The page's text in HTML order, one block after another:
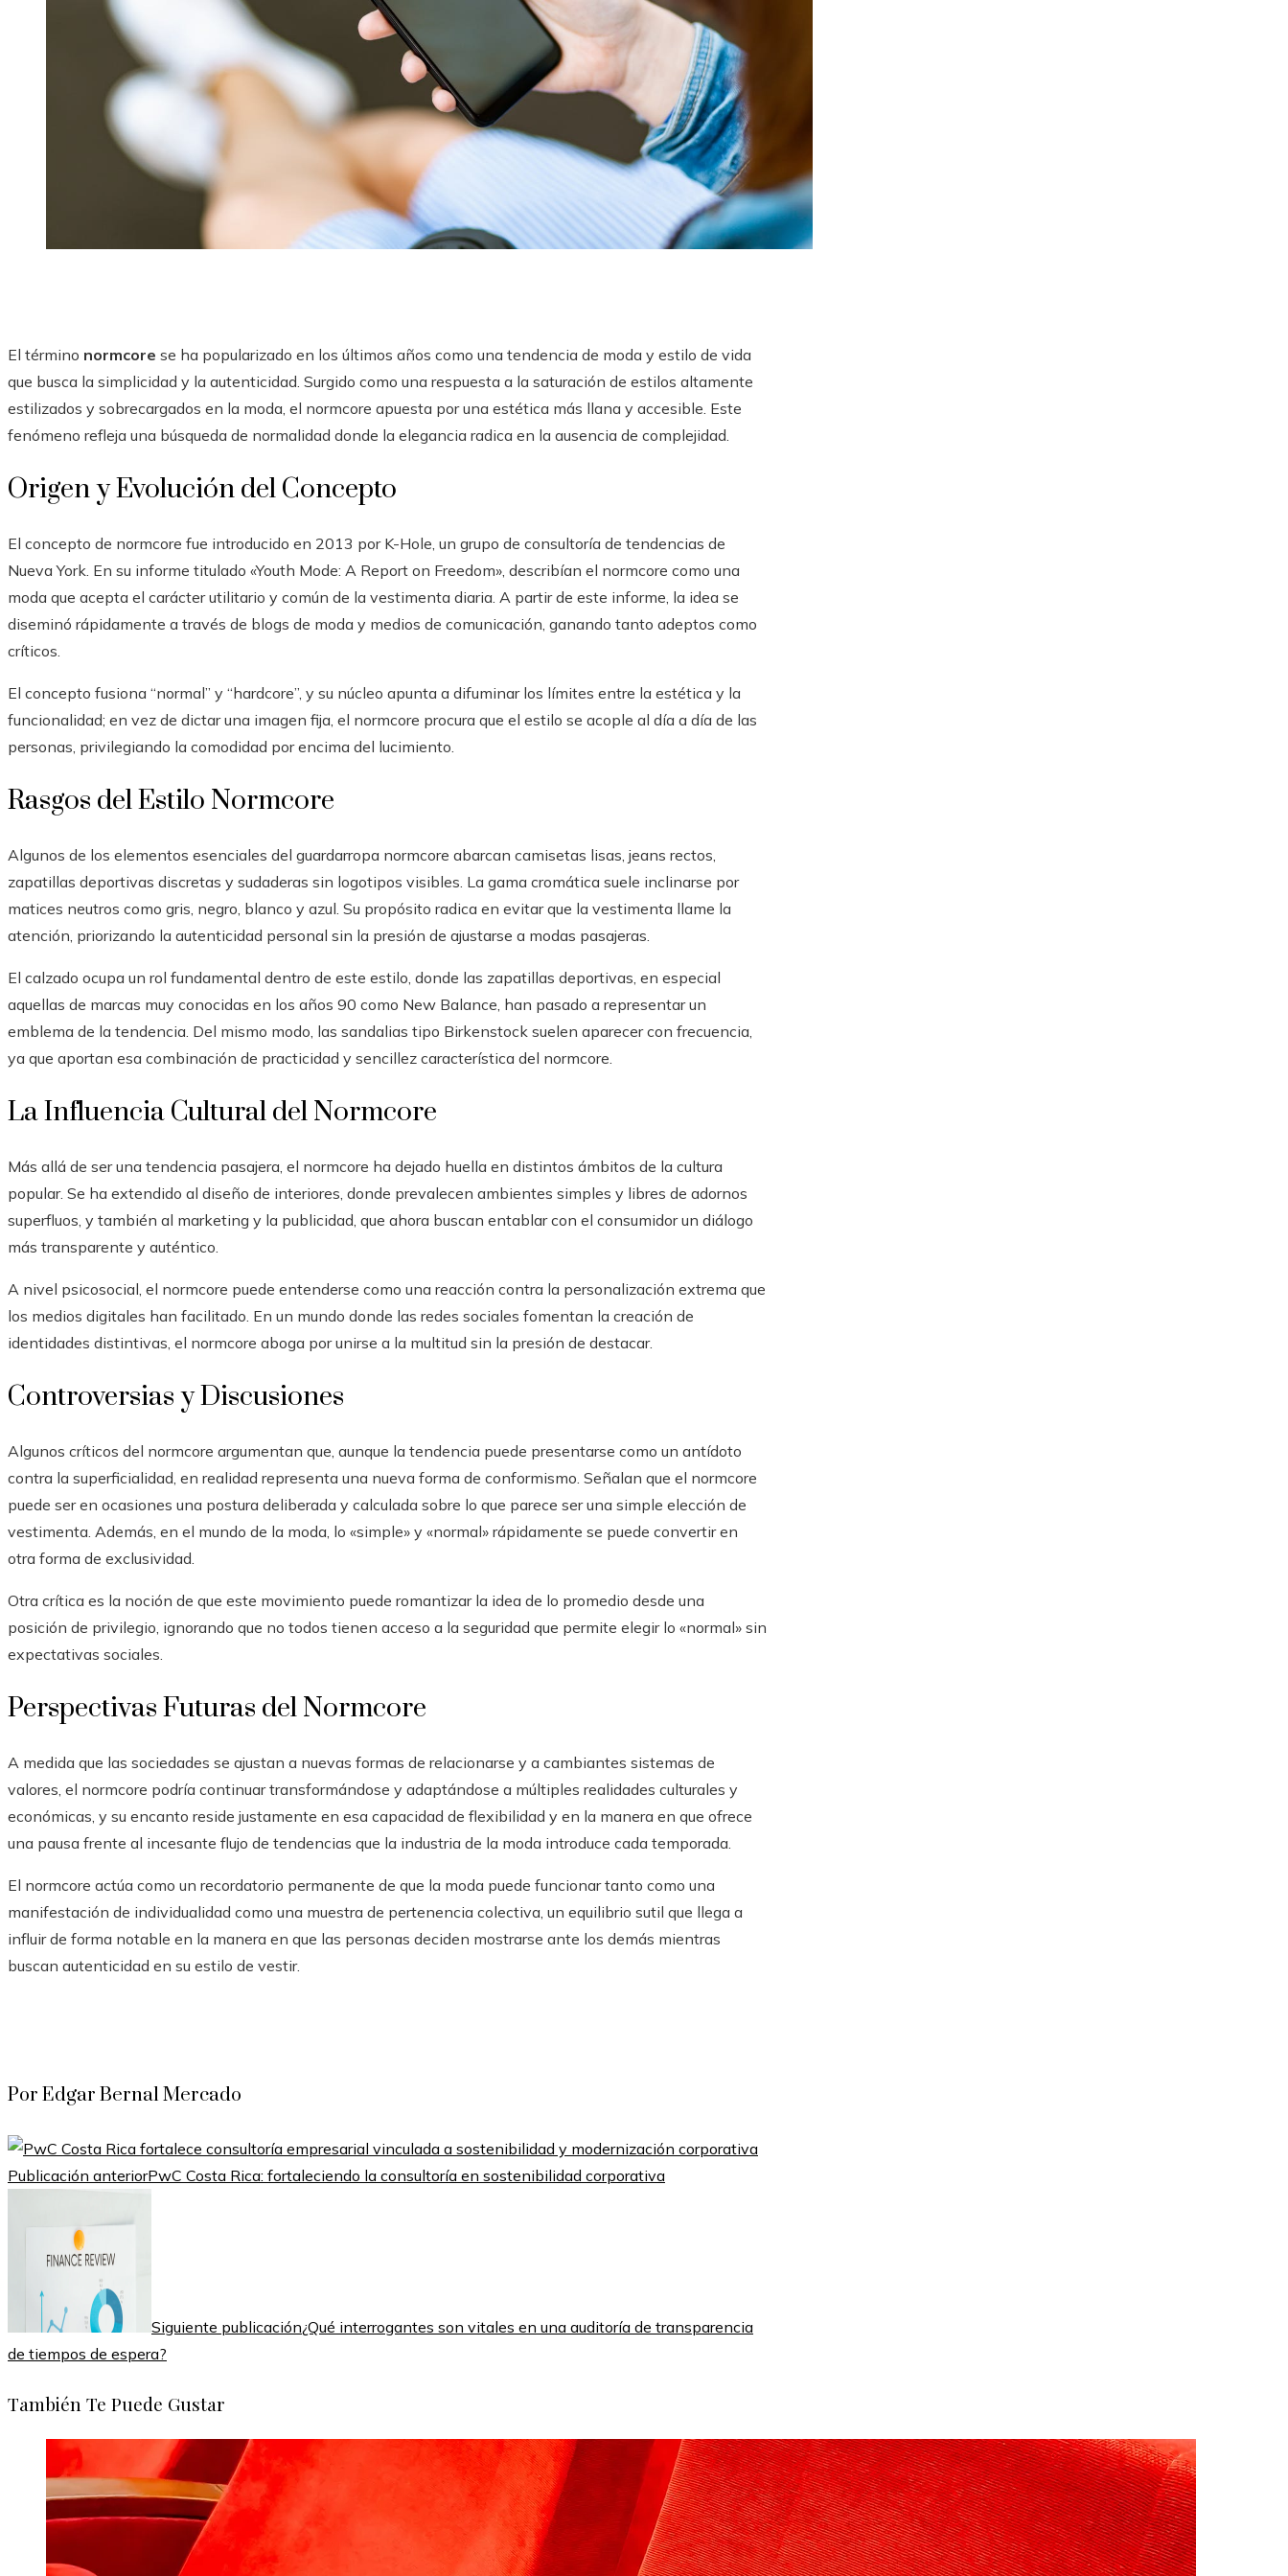
El término normcore se ha popularizado en los últimos años como una tendencia de moda y estilo de vida
que busca la simplicidad y la autenticidad. Surgido como una respuesta a la saturación de estilos altamente
estilizados y sobrecargados en la moda, el normcore apuesta por una estética más llana y accesible. Este
fenómeno refleja una búsqueda de normalidad donde la elegancia radica en la ausencia de complejidad.
Origen y Evolución del Concepto
El concepto de normcore fue introducido en 2013 por K-Hole, un grupo de consultoría de tendencias de
Nueva York. En su informe titulado «Youth Mode: A Report on Freedom», describían el normcore como una
moda que acepta el carácter utilitario y común de la vestimenta diaria. A partir de este informe, la idea se
diseminó rápidamente a través de blogs de moda y medios de comunicación, ganando tanto adeptos como
críticos.
El concepto fusiona “normal” y “hardcore”, y su núcleo apunta a difuminar los límites entre la estética y la
funcionalidad; en vez de dictar una imagen fija, el normcore procura que el estilo se acople al día a día de las
personas, privilegiando la comodidad por encima del lucimiento.
Rasgos del Estilo Normcore
Algunos de los elementos esenciales del guardarropa normcore abarcan camisetas lisas, jeans rectos,
zapatillas deportivas discretas y sudaderas sin logotipos visibles. La gama cromática suele inclinarse por
matices neutros como gris, negro, blanco y azul. Su propósito radica en evitar que la vestimenta llame la
atención, priorizando la autenticidad personal sin la presión de ajustarse a modas pasajeras.
El calzado ocupa un rol fundamental dentro de este estilo, donde las zapatillas deportivas, en especial
aquellas de marcas muy conocidas en los años 90 como New Balance, han pasado a representar un
emblema de la tendencia. Del mismo modo, las sandalias tipo Birkenstock suelen aparecer con frecuencia,
ya que aportan esa combinación de practicidad y sencillez característica del normcore.
La Influencia Cultural del Normcore
Más allá de ser una tendencia pasajera, el normcore ha dejado huella en distintos ámbitos de la cultura
popular. Se ha extendido al diseño de interiores, donde prevalecen ambientes simples y libres de adornos
superfluos, y también al marketing y la publicidad, que ahora buscan entablar con el consumidor un diálogo
más transparente y auténtico.
A nivel psicosocial, el normcore puede entenderse como una reacción contra la personalización extrema que
los medios digitales han facilitado. En un mundo donde las redes sociales fomentan la creación de
identidades distintivas, el normcore aboga por unirse a la multitud sin la presión de destacar.
Controversias y Discusiones
Algunos críticos del normcore argumentan que, aunque la tendencia puede presentarse como un antídoto
contra la superficialidad, en realidad representa una nueva forma de conformismo. Señalan que el normcore
puede ser en ocasiones una postura deliberada y calculada sobre lo que parece ser una simple elección de
vestimenta. Además, en el mundo de la moda, lo «simple» y «normal» rápidamente se puede convertir en
otra forma de exclusividad.
Otra crítica es la noción de que este movimiento puede romantizar la idea de lo promedio desde una
posición de privilegio, ignorando que no todos tienen acceso a la seguridad que permite elegir lo «normal» sin
expectativas sociales.
Perspectivas Futuras del Normcore
A medida que las sociedades se ajustan a nuevas formas de relacionarse y a cambiantes sistemas de
valores, el normcore podría continuar transformándose y adaptándose a múltiples realidades culturales y
económicas, y su encanto reside justamente en esa capacidad de flexibilidad y en la manera en que ofrece
una pausa frente al incesante flujo de tendencias que la industria de la moda introduce cada temporada.
El normcore actúa como un recordatorio permanente de que la moda puede funcionar tanto como una
manifestación de individualidad como una muestra de pertenencia colectiva, un equilibrio sutil que llega a
influir de forma notable en la manera en que las personas deciden mostrarse ante los demás mientras
buscan autenticidad en su estilo de vestir.
Por Edgar Bernal Mercado
Publicación anteriorPwC Costa Rica: fortaleciendo la consultoría en sostenibilidad corporativa
Siguiente publicación¿Qué interrogantes son vitales en una auditoría de transparencia
de tiempos de espera?
También Te Puede Gustar